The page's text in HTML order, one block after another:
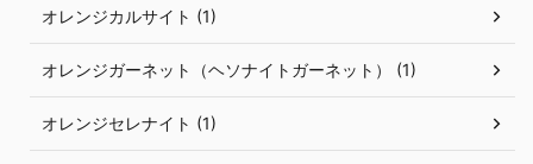
オレンジカルサイト (1)
オレンジガーネット（ヘソナイトガーネット） (1)
オレンジセレナイト (1)